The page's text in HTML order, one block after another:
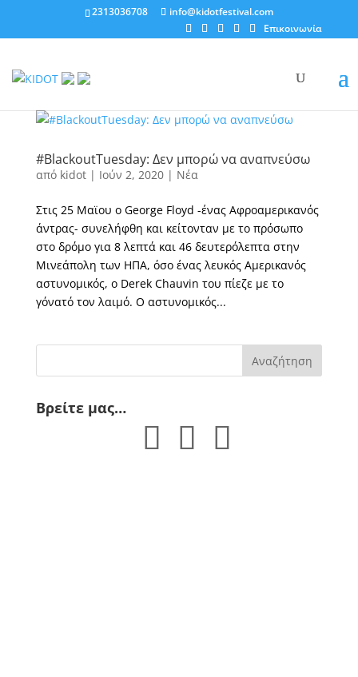
2313036708
info@kidotfestival.com
Επικοινωνία
#BlackoutTuesday: Δεν μπορώ να αναπνεύσω
από kidot| Ιούν 2, 2020| Νέα
Στις 25 Μαϊου ο George Floyd -ένας Αφροαμερικανός
άντρας- συνελήφθη και κείτονταν με το πρόσωπο
στο δρόμο για 8 λεπτά και 46 δευτερόλεπτα στην
Μινεάπολη των ΗΠΑ, όσο ένας λευκός Αμερικανός
αστυνομικός, ο Derek Chauvin του πίεζε με το
γόνατό τον λαιμό. Ο αστυνομικός...
Βρείτε μας…